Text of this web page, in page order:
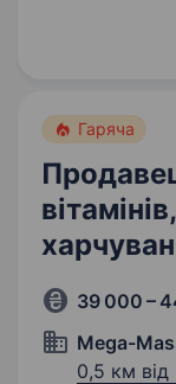
Гаряча
39 000 –
Mega-
0,5 км від